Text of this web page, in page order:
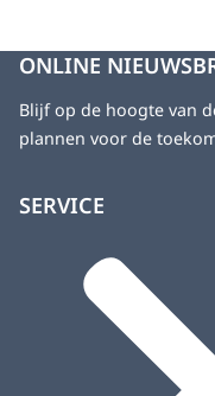
ONLINE
Blijf op de hoogte van
plannen voor de
SERVICE